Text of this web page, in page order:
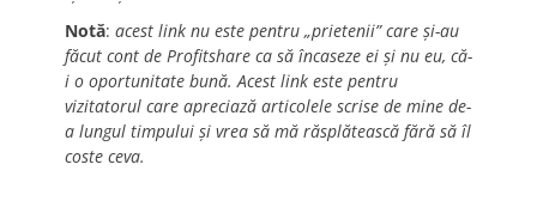
Notă: acest link nu este pentru „prietenii” care și-au
făcut cont de Profitshare ca să încaseze ei și nu eu, că-
i o oportunitate bună. Acest link este pentru
vizitatorul care apreciază articolele scrise de mine de-
a lungul timpului și vrea să mă răsplătească fără să îl
coste ceva.